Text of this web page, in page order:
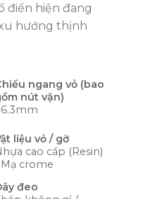
điển hiện đang
hướng thịnh
ngang vỏ (bao
nút vặn)
liệu vỏ / gờ
cao cấp (Resin)
crome
đeo